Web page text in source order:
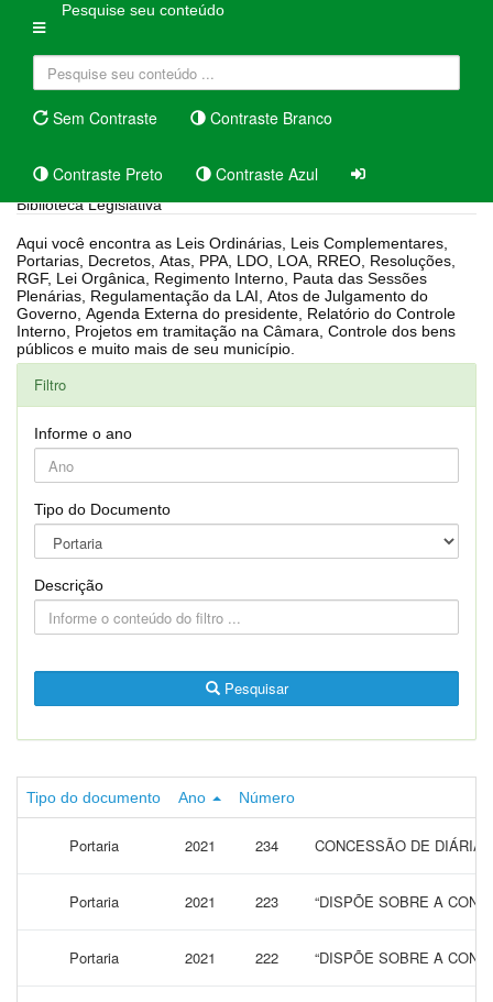
Pesquise seu conteúdo
Sem Contraste Contraste Branco
Contraste Preto Contraste Azul
Biblioteca Legislativa
Aqui você encontra as Leis Ordinárias, Leis Complementares,
Portarias, Decretos, Atas, PPA, LDO, LOA, RREO, Resoluções,
RGF, Lei Orgânica, Regimento Interno, Pauta das Sessões
Plenárias, Regulamentação da LAI, Atos de Julgamento do
Governo, Agenda Externa do presidente, Relatório do Controle
Interno, Projetos em tramitação na Câmara, Controle dos bens
públicos e muito mais de seu município.
Filtro
Informe o ano
Tipo do Documento
Descrição
Pesquisar
Tipo do documento Ano Número
Portaria 2021 234 CONCESSÃO DE
Portaria 2021 223 “DISPÕE SOBRE A
Portaria 2021 222 “DISPÕE SOBRE A